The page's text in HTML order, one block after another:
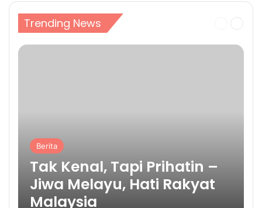
Trending News
Berita
Tak Kenal, Tapi Prihatin –
Jiwa Melayu, Hati Rakyat
Malaysia